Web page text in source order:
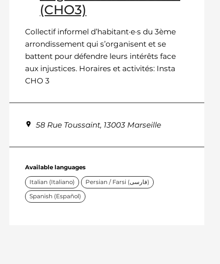
(CHO3)
Collectif informel d’habitant·e·s du 3ème
arrondissement qui s’organisent et se
battent pour défendre leurs intérêts face
aux injustices. Horaires et activités: Insta
CHO 3
58 Rue Toussaint, 13003 Marseille
Available languages
Italian (Italiano) Persian / Farsi (فارسی)
Spanish (Español)